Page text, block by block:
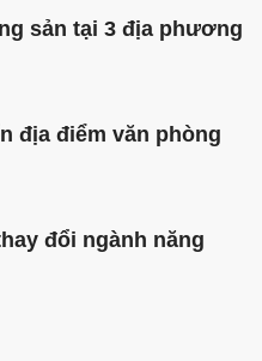
sản tại 3 địa phương
địa điểm văn phòng
đổi ngành năng